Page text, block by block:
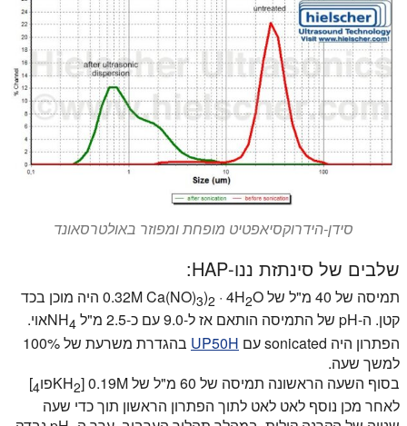
טיפול במים.
סידן-הידרוקסיאפטיט מופחת ומפוזר באולטרסאונד
שלבים של סינתזת ננו-HAP:
תמיסה של 40 מ"ל של 0.32M Ca(NO) 3)2 · 4H2
O היה מוכן בכד
קטן. ה-pH של התמיסה הותאם אז ל-9.0 עם כ-2.5 מ"ל NH
4
אוי.
הפתרון היה sonicated עם
UP50H
בהגדרת משרעת של 100%
למשך שעה.
בסוף השעה הראשונה תמיסה של 60 מ"ל של 0.19M [KH
2 פו4
]
לאחר מכן נוסף לאט לאט לתוך הפתרון הראשון תוך כדי שעה